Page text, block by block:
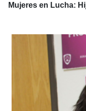
Mujeres en Lucha: